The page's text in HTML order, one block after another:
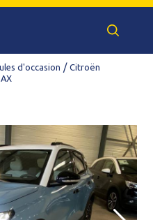
véhicule
d'occasion
Citroën